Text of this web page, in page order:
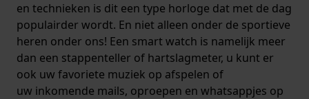
en technieken is dit een type horloge dat met de dag
populairder wordt. En niet alleen onder de sportieve
heren onder ons! Een smart watch is namelijk meer
dan een stappenteller of hartslagmeter, u kunt er
ook uw favoriete muziek op afspelen of
uw inkomende mails, oproepen en whatsappjes op